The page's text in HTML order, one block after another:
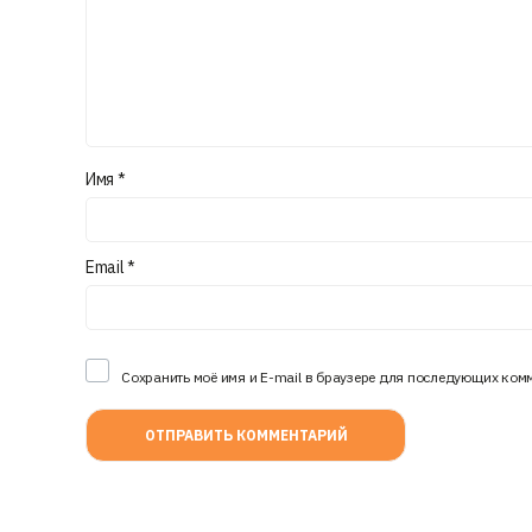
Имя *
Email*
Сохранить моё имя и E-mail в браузере для последующих